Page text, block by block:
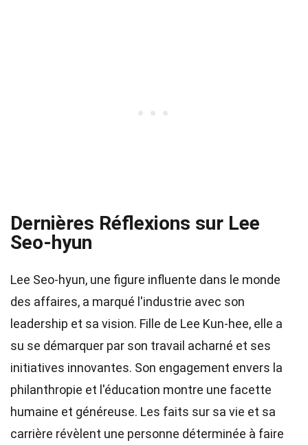
Dernières Réflexions sur Lee
Seo-hyun
Lee Seo-hyun, une figure influente dans le monde
des affaires, a marqué l'industrie avec son
leadership et sa vision. Fille de Lee Kun-hee, elle a
su se démarquer par son travail acharné et ses
initiatives innovantes. Son engagement envers la
philanthropie et l'éducation montre une facette
humaine et généreuse. Les faits sur sa vie et sa
carrière révèlent une personne déterminée à faire